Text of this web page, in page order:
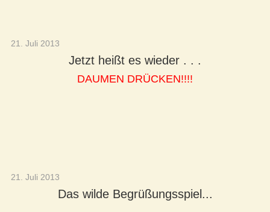
21. Juli 2013
Jetzt heißt es wieder . . .
DAUMEN DRÜCKEN!!!!
21. Juli 2013
Das wilde Begrüßungsspiel...